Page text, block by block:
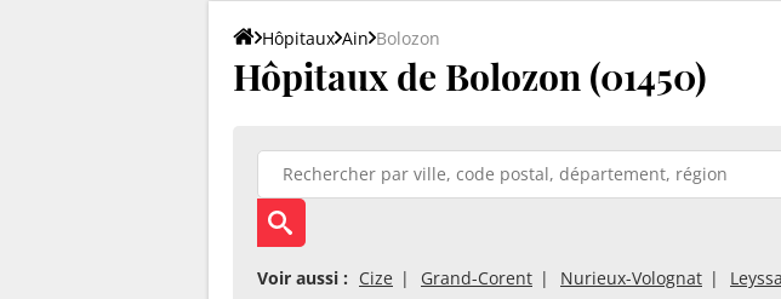
Hôpitaux Ain Bolozon
Hôpitaux de Bolozon (01450)
Voir aussi : Cize Grand-Corent Nurieux-Volognat